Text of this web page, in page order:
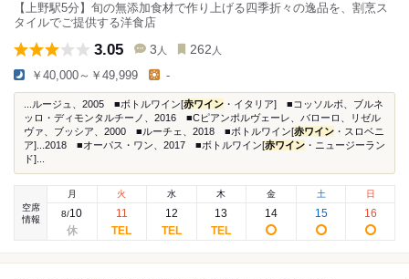
【上野駅5分】旬の無添加食材で作り上げる四季折々の逸品を、割烹ス
タイルでご提供する洋食店
3.05 3 人 262 人
￥40,000～￥49,999 -
...ルージュ、2005 ■ボトルワイン[赤ワイン ・イタリア] ■コッソルボ、ブルネ
ッロ・ディモンタルチーノ、2016 ■Cピアンポルヴェーレ、バローロ、リゼル
ヴァ、ブッシア、2000 ■ルーチェ、2018 ■ボトルワイン[赤ワイン ・スロベニ
ア]...2018 ■オーパス・ワン、2017 ■ボトルワイン[赤ワイン ・ニュージーラン
ド]...
空席
情報
月
8/10
火
11
水
12
木
13
金
14
土
15
日
16